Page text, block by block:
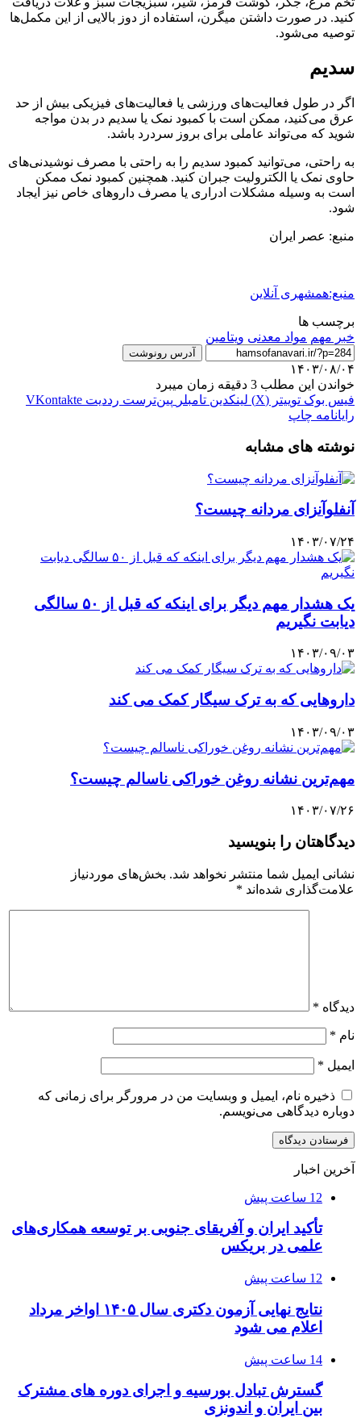
کنید. در صورت داشتن میگرن، استفاده از دوز بالایی از این مکمل‌ها
توصیه می‌شود.
سدیم
اگر در طول فعالیت‌های ورزشی یا فعالیت‌های فیزیکی بیش از حد
عرق می‌کنید، ممکن است با کمبود نمک یا سدیم در بدن مواجه
شوید که می‌تواند عاملی برای بروز سردرد باشد.
به راحتی، می‌توانید کمبود سدیم را به راحتی با مصرف نوشیدنی‌های
حاوی نمک یا الکترولیت جبران کنید. همچنین کمبود نمک ممکن
است به وسیله مشکلات ادراری یا مصرف داروهای خاص نیز ایجاد
شود.
منبع: عصر ایران
منبع:همشهری آنلاین
برچسب ها
خبر مهم مواد معدنی ویتامین‌
آدرس رونوشت
۱۴۰۳/۰۸/۰۴
خواندن این مطلب 3 دقیقه زمان میبرد
فیس بوک توییتر (X) لینکدین ‫تامبلر ‫پین‌ترست ‫رددیت ‫VKontakte
رایانامه چاپ
نوشته های مشابه
آنفلوآنزای مردانه چیست؟
۱۴۰۳/۰۷/۲۴
یک هشدار مهم دیگر برای اینکه که قبل از ۵۰ سالگی
دیابت نگیریم
۱۴۰۳/۰۹/۰۳
داروهایی که به ترک سیگار کمک می‌ کند
۱۴۰۳/۰۹/۰۳
مهم‌ترین نشانه روغن خوراکی ناسالم چیست؟
۱۴۰۳/۰۷/۲۶
دیدگاهتان را بنویسید
نشانی ایمیل شما منتشر نخواهد شد. بخش‌های موردنیاز
علامت‌گذاری شده‌اند *
دیدگاه *
نام *
ایمیل *
ذخیره نام، ایمیل و وبسایت من در مرورگر برای زمانی که
دوباره دیدگاهی می‌نویسم.
آخرین اخبار
12 ساعت پیش
تأکید ایران و آفریقای جنوبی بر توسعه همکاری‌های
علمی در بریکس
12 ساعت پیش
نتایج نهایی آزمون دکتری سال ۱۴۰۵ اواخر مرداد
اعلام می شود
14 ساعت پیش
گسترش تبادل بورسیه و اجرای دوره های مشترک
بین ایران و اندونزی